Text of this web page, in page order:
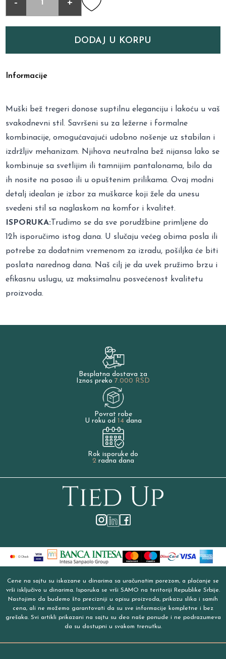
DODAJ U KORPU
Informacije
Muški bež tregeri donose suptilnu eleganciju i lakoću u vaš
svakodnevni stil. Savršeni su za ležerne i formalne
kombinacije, omogućavajući udobno nošenje uz stabilan i
izdržljiv mehanizam. Njihova neutralna bež nijansa lako se
kombinuje sa svetlijim ili tamnijim pantalonama, bilo da
ih nosite na posao ili u opuštenim prilikama. Ovaj modni
detalj idealan je izbor za muškarce koji žele da unesu
svedeni stil sa naglaskom na komfor i kvalitet.
ISPORUKA:Trudimo se da sve porudžbine primljene do
12h isporučimo istog dana. U slučaju većeg obima posla ili
potrebe za dodatnim vremenom za izradu, pošiljka će biti
poslata narednog dana. Naš cilj je da uvek pružimo brzu i
efikasnu uslugu, uz maksimalnu posvećenost kvalitetu
proizvoda.
Besplatna dostava za
Iznos preko 7.000 RSD
Povrat robe
U roku od 14dana
Rok isporuke do
2radna dana
Cene na sajtu su iskazane u dinarima sa uračunatim porezom, a plaćanje se
vrši isključivo u dinarima. Isporuka se vrši SAMO na teritoriji Republike Srbije.
Nastojimo da budemo što precizniji u opisu proizvoda, prikazu slika i samih
cena, ali ne možemo garantovati da su sve informacije kompletne i bez
grešaka. Svi artikli prikazani na sajtu su deo naše ponude i ne podrazumeva
da su dostupni u svakom trenutku.